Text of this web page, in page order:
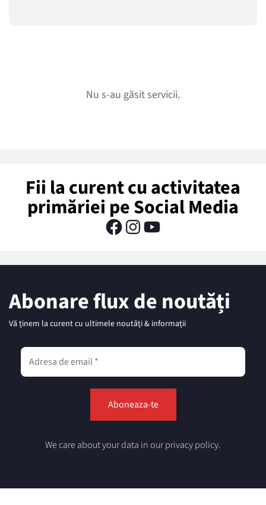
Nu s-au găsit servicii.
Fii la curent cu activitatea
primăriei pe Social Media
Abonare flux de noutăți
Vă ținem la curent cu ultimele noutăți & informații
We care about your data in our privacy policy.